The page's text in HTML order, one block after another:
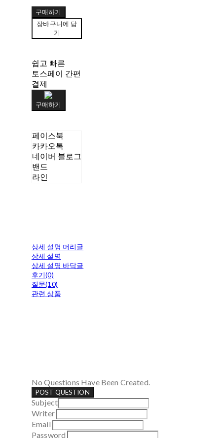
구매하기
장바구니에 담
기
쉽고 빠른
토스페이 간편
결제
구매하기
페이스북
카카오톡
네이버 블로그
밴드
라인
상세 설명 머리글
상세 설명
상세 설명 바닥글
후기(0)
질문(10)
관련 상품
No Questions Have Been Created.
POST QUESTION
Subject
Writer
Email
Password